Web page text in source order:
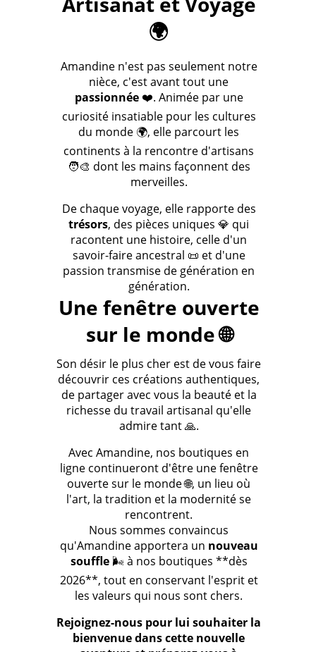
🌍
Amandine n'est pas seulement notre
nièce, c'est avant tout une
passionnée❤️. Animée par une
curiosité insatiable pour les cultures
du monde 🌍, elle parcourt les
continents à la rencontre d'artisans
🧑‍🎨 dont les mains façonnent des
merveilles.
De chaque voyage, elle rapporte des
trésors, des pièces uniques 💎 qui
racontent une histoire, celle d'un
savoir-faire ancestral 📜 et d'une
passion transmise de génération en
génération.
Une fenêtre ouverte
sur le monde 🌐
Son désir le plus cher est de vous faire
découvrir ces créations authentiques,
de partager avec vous la beauté et la
richesse du travail artisanal qu'elle
admire tant 🙏.
Avec Amandine, nos boutiques en
ligne continueront d'être une fenêtre
ouverte sur le monde 🌐, un lieu où
l'art, la tradition et la modernité se
rencontrent.
Nous sommes convaincus
qu'Amandine apportera un nouveau
souffle🌬️ à nos boutiques **dès
2026**, tout en conservant l'esprit et
les valeurs qui nous sont chers.
Rejoignez-nous pour lui souhaiter la
bienvenue dans cette nouvelle